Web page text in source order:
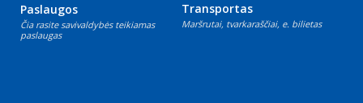
Paslaugos
Čia rasite savivaldybės teikiamas
paslaugas
Transportas
Maršrutai, tvarkaraščiai, e. bilietas